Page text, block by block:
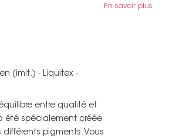
En savoir plus
(imit.) - Liquitex -
entre qualité et
été spécialement créée
pigments. Vous